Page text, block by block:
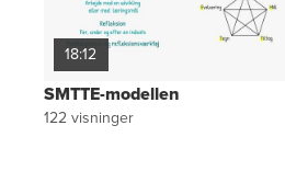
18:12
SMTTE-modellen
122visninger